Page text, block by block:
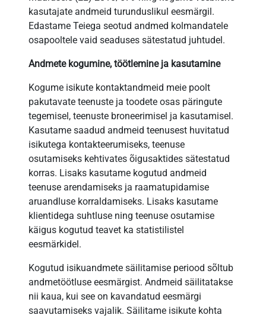
kasutajate andmeid turunduslikul eesmärgil.
Edastame Teiega seotud andmed kolmandatele
osapooltele vaid seaduses sätestatud juhtudel.
Andmete kogumine, töötlemine ja kasutamine
Kogume isikute kontaktandmeid meie poolt
pakutavate teenuste ja toodete osas päringute
tegemisel, teenuste broneerimisel ja kasutamisel.
Kasutame saadud andmeid teenusest huvitatud
isikutega kontakteerumiseks, teenuse
osutamiseks kehtivates õigusaktides sätestatud
korras. Lisaks kasutame kogutud andmeid
teenuse arendamiseks ja raamatupidamise
aruandluse korraldamiseks. Lisaks kasutame
klientidega suhtluse ning teenuse osutamise
käigus kogutud teavet ka statistilistel
eesmärkidel.
Kogutud isikuandmete säilitamise periood sõltub
andmetöötluse eesmärgist. Andmeid säilitatakse
nii kaua, kui see on kavandatud eesmärgi
saavutamiseks vajalik. Säilitame isikute kohta